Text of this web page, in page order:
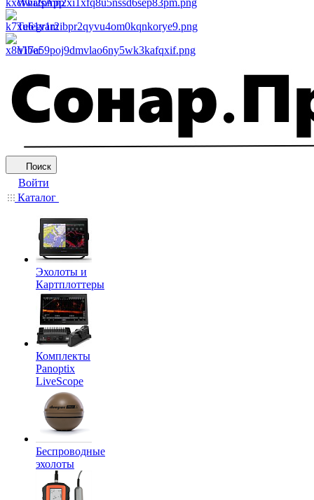
WhatsApp
Telegram
Viber
Поиск
Войти
Каталог
Эхолоты и
Картплоттеры
Комплекты
Panoptix
LiveScope
Беспроводные
эхолоты